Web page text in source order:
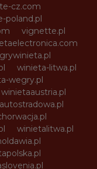
cz.com
poland.pl
vignette.pl
winieta-litwa.pl
wegry.pl
winietaaustria.pl
winietalitwa.pl